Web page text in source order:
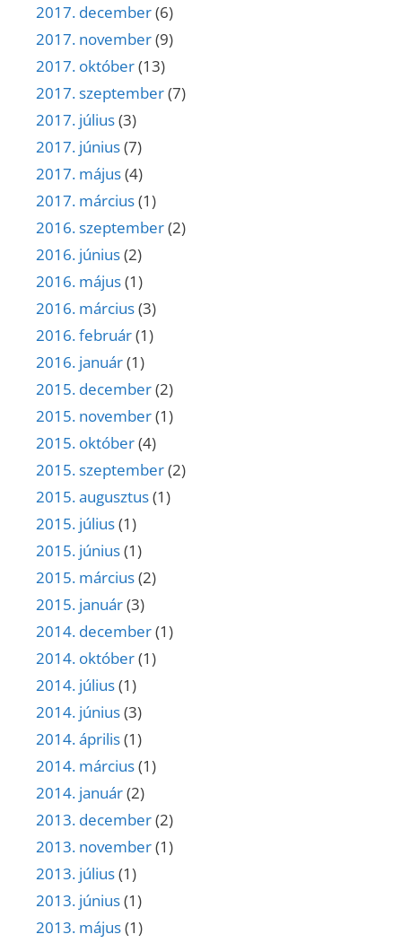
2017. december(6)
2017. november(9)
2017. október(13)
2017. szeptember(7)
2017. július(3)
2017. június(7)
2017. május(4)
2017. március(1)
2016. szeptember(2)
2016. június(2)
2016. május(1)
2016. március(3)
2016. február(1)
2016. január(1)
2015. december(2)
2015. november(1)
2015. október(4)
2015. szeptember(2)
2015. augusztus(1)
2015. július(1)
2015. június(1)
2015. március(2)
2015. január(3)
2014. december(1)
2014. október(1)
2014. július(1)
2014. június(3)
2014. április(1)
2014. március(1)
2014. január(2)
2013. december(2)
2013. november(1)
2013. július(1)
2013. június(1)
2013. május(1)